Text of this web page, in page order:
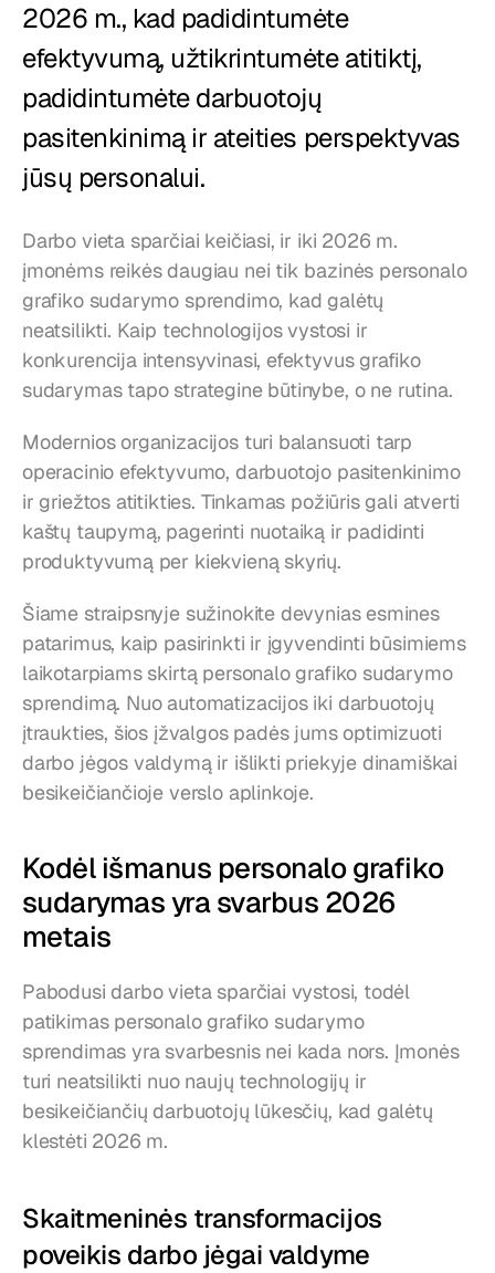
Kainos
2026 m., kad padidintumėte
efektyvumą, užtikrintumėte atitiktį,
padidintumėte darbuotojų
pasitenkinimą ir ateities perspektyvas
jūsų personalui.
Darbo vieta sparčiai keičiasi, ir iki 2026 m.
įmonėms reikės daugiau nei tik bazinės personalo
grafiko sudarymo sprendimo, kad galėtų
neatsilikti. Kaip technologijos vystosi ir
konkurencija intensyvinasi, efektyvus grafiko
sudarymas tapo strategine būtinybe, o ne rutina.
Modernios organizacijos turi balansuoti tarp
operacinio efektyvumo, darbuotojo pasitenkinimo
ir griežtos atitikties. Tinkamas požiūris gali atverti
kaštų taupymą, pagerinti nuotaiką ir padidinti
produktyvumą per kiekvieną skyrių.
Šiame straipsnyje sužinokite devynias esmines
patarimus, kaip pasirinkti ir įgyvendinti būsimiems
laikotarpiams skirtą personalo grafiko sudarymo
sprendimą. Nuo automatizacijos iki darbuotojų
įtraukties, šios įžvalgos padės jums optimizuoti
darbo jėgos valdymą ir išlikti priekyje dinamiškai
besikeičiančioje verslo aplinkoje.
Kodėl išmanus personalo grafiko
sudarymas yra svarbus 2026
metais
Pabodusi darbo vieta sparčiai vystosi, todėl
patikimas personalo grafiko sudarymo
sprendimas yra svarbesnis nei kada nors. Įmonės
turi neatsilikti nuo naujų technologijų ir
besikeičiančių darbuotojų lūkesčių, kad galėtų
klestėti 2026 m.
Skaitmeninės transformacijos
poveikis darbo jėgai valdyme